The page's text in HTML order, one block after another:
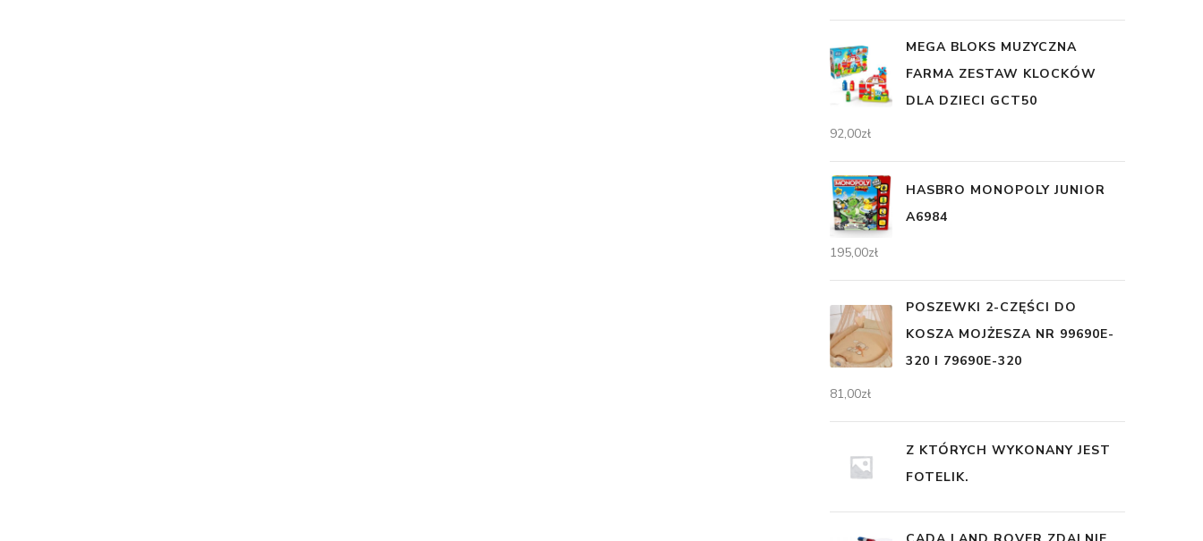
MEGA BLOKS MUZYCZNA
FARMA ZESTAW KLOCKÓW
DLA DZIECI GCT50
92,00zł
HASBRO MONOPOLY JUNIOR
A6984
195,00zł
POSZEWKI 2-CZĘŚCI DO
KOSZA MOJŻESZA NR 99690E-
320 I 79690E-320
81,00zł
Z KTÓRYCH WYKONANY JEST
FOTELIK.